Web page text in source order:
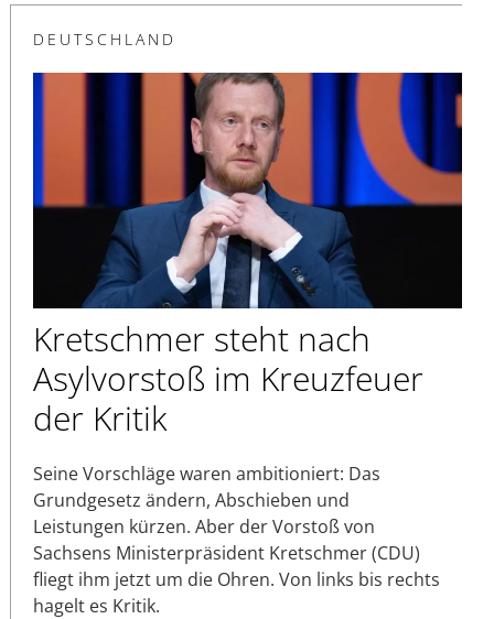
DEUTSCHLAND
Kretschmer steht nach
Asylvorstoß im Kreuzfeuer
der Kritik
Seine Vorschläge waren ambitioniert: Das
Grundgesetz ändern, Abschieben und
Leistungen kürzen. Aber der Vorstoß von
Sachsens Ministerpräsident Kretschmer (CDU)
fliegt ihm jetzt um die Ohren. Von links bis rechts
hagelt es Kritik.